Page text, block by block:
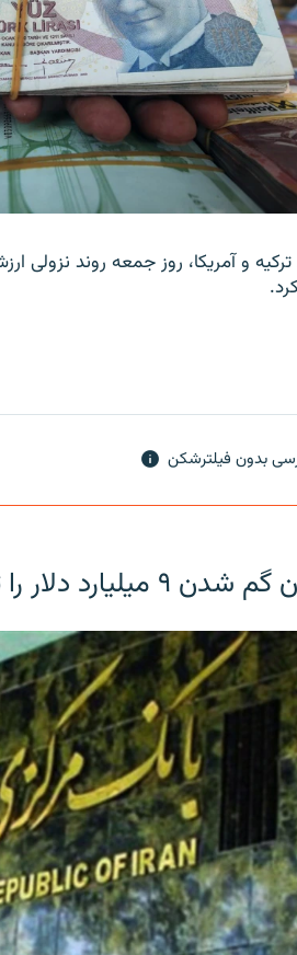
و آمریکا، روز جمعه روند نزولی
بدون فیلترشکن
دلار را تکذیب کرد